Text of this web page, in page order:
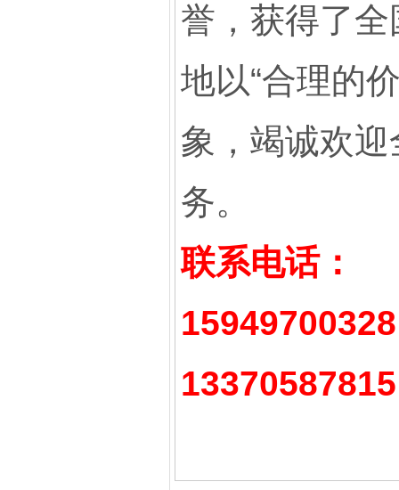
誉，获得了
地以“合理的
象，竭诚欢
务。
联系电话：
15949700328
13370587815